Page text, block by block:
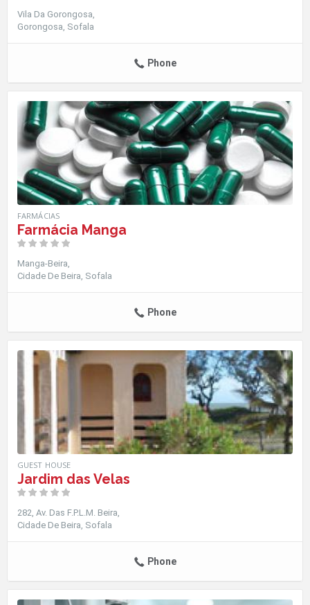
Vila Da Gorongosa
Gorongosa Sofala
Phone
FARMÁCIAS
Farmácia Manga
Manga-Beira
Cidade De Beira Sofala
Phone
GUEST HOUSE
Jardim das Velas
282, Av. Das F.P.L.M. Beira
Cidade De Beira Sofala
Phone